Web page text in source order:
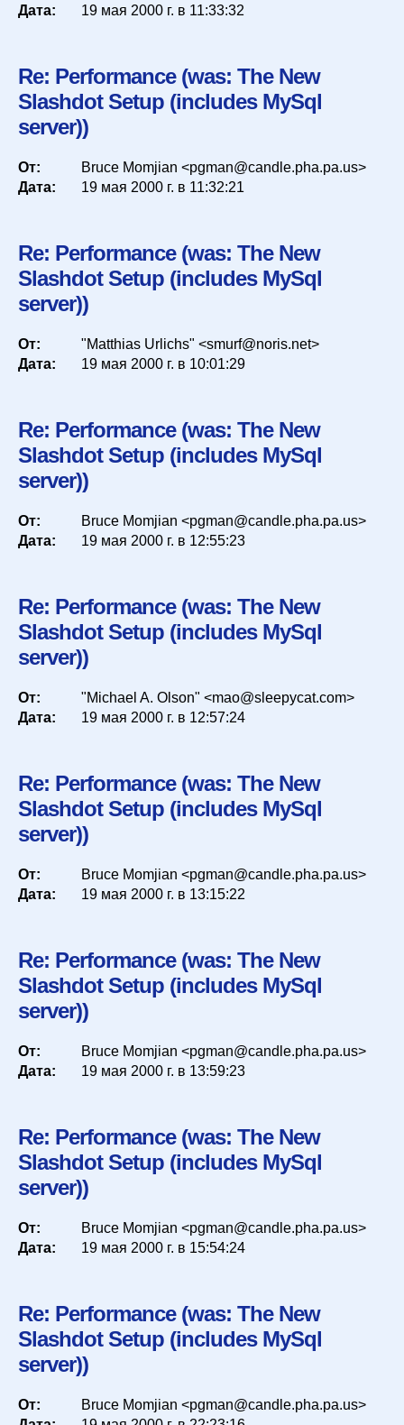
Дата:
19 мая 2000 г. в 11:33:32
Re: Performance (was: The New
Slashdot Setup (includes MySql
server))
От:
Bruce Momjian <pgman@candle.pha.pa.us>
Дата:
19 мая 2000 г. в 11:32:21
Re: Performance (was: The New
Slashdot Setup (includes MySql
server))
От:
"Matthias Urlichs" <smurf@noris.net>
Дата:
19 мая 2000 г. в 10:01:29
Re: Performance (was: The New
Slashdot Setup (includes MySql
server))
От:
Bruce Momjian <pgman@candle.pha.pa.us>
Дата:
19 мая 2000 г. в 12:55:23
Re: Performance (was: The New
Slashdot Setup (includes MySql
server))
От:
"Michael A. Olson" <mao@sleepycat.com>
Дата:
19 мая 2000 г. в 12:57:24
Re: Performance (was: The New
Slashdot Setup (includes MySql
server))
От:
Bruce Momjian <pgman@candle.pha.pa.us>
Дата:
19 мая 2000 г. в 13:15:22
Re: Performance (was: The New
Slashdot Setup (includes MySql
server))
От:
Bruce Momjian <pgman@candle.pha.pa.us>
Дата:
19 мая 2000 г. в 13:59:23
Re: Performance (was: The New
Slashdot Setup (includes MySql
server))
От:
Bruce Momjian <pgman@candle.pha.pa.us>
Дата:
19 мая 2000 г. в 15:54:24
Re: Performance (was: The New
Slashdot Setup (includes MySql
server))
От:
Bruce Momjian <pgman@candle.pha.pa.us>